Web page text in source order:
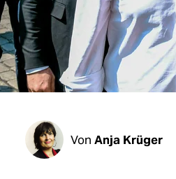
Von Anja Krüger